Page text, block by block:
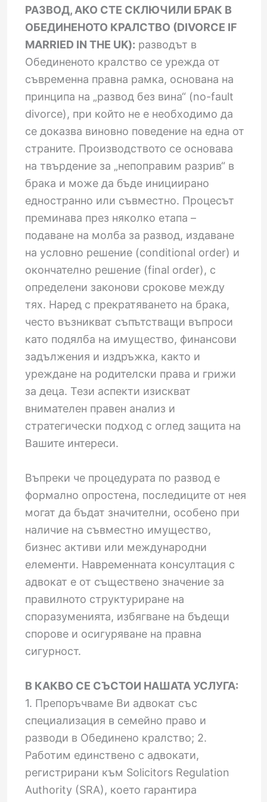
РАЗВОД, АКО СТЕ СКЛЮЧИЛИ БРАК В
ОБЕДИНЕНОТО КРАЛСТВО (DIVORCE IF
MARRIED IN THE UK): разводът в
Обединеното кралство се урежда от
съвременна правна рамка, основана на
принципа на „развод без вина“ (no-fault
divorce), при който не е необходимо да
се доказва виновно поведение на една от
страните. Производството се основава
на твърдение за „непоправим разрив“ в
брака и може да бъде инициирано
едностранно или съвместно. Процесът
преминава през няколко етапа –
подаване на молба за развод, издаване
на условно решение (conditional order) и
окончателно решение (final order), с
определени законови срокове между
тях. Наред с прекратяването на брака,
често възникват съпътстващи въпроси
като подялба на имущество, финансови
задължения и издръжка, както и
уреждане на родителски права и грижи
за деца. Тези аспекти изискват
внимателен правен анализ и
стратегически подход с оглед защита на
Вашите интереси.
Въпреки че процедурата по развод е
формално опростена, последиците от нея
могат да бъдат значителни, особено при
наличие на съвместно имущество,
бизнес активи или международни
елементи. Навременната консултация с
адвокат е от съществено значение за
правилното структуриране на
споразуменията, избягване на бъдещи
спорове и осигуряване на правна
сигурност.
В КАКВО СЕ СЪСТОИ НАШАТА УСЛУГА:
1. Препоръчваме Ви адвокат със
специализация в семейно право и
разводи в Обединено кралство; 2.
Работим единствено с адвокати,
регистрирани към Solicitors Regulation
Authority (SRA), което гарантира